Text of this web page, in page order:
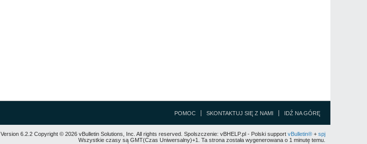
POMOC SKONTAKTUJ SIĘ Z NAMI IDŹ NA GÓRĘ
Version 6.2.2 Copyright © 2026 vBulletin Solutions, Inc. All rights reserved. Spolszczenie: vBHELP.pl - Polski support vBulletin® + spj
Wszystkie czasy są GMT(Czas Uniwersalny)+1. Ta strona została wygenerowana o 1 minutę temu.